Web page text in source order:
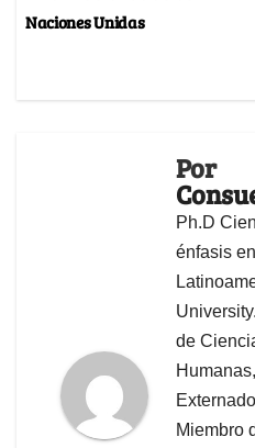
Naciones Unidas
Por
Ph.D
énfasis
de
Miembro